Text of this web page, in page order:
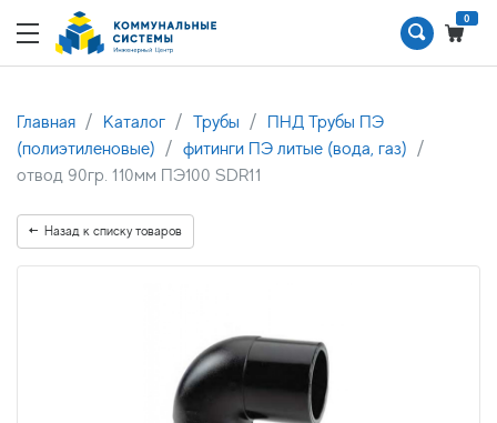
0
Главная Каталог Трубы
ПНД Трубы ПЭ
(полиэтиленовые)
фитинги ПЭ литые (вода, газ)
отвод 90гр. 110мм ПЭ100 SDR11
Назад к списку товаров